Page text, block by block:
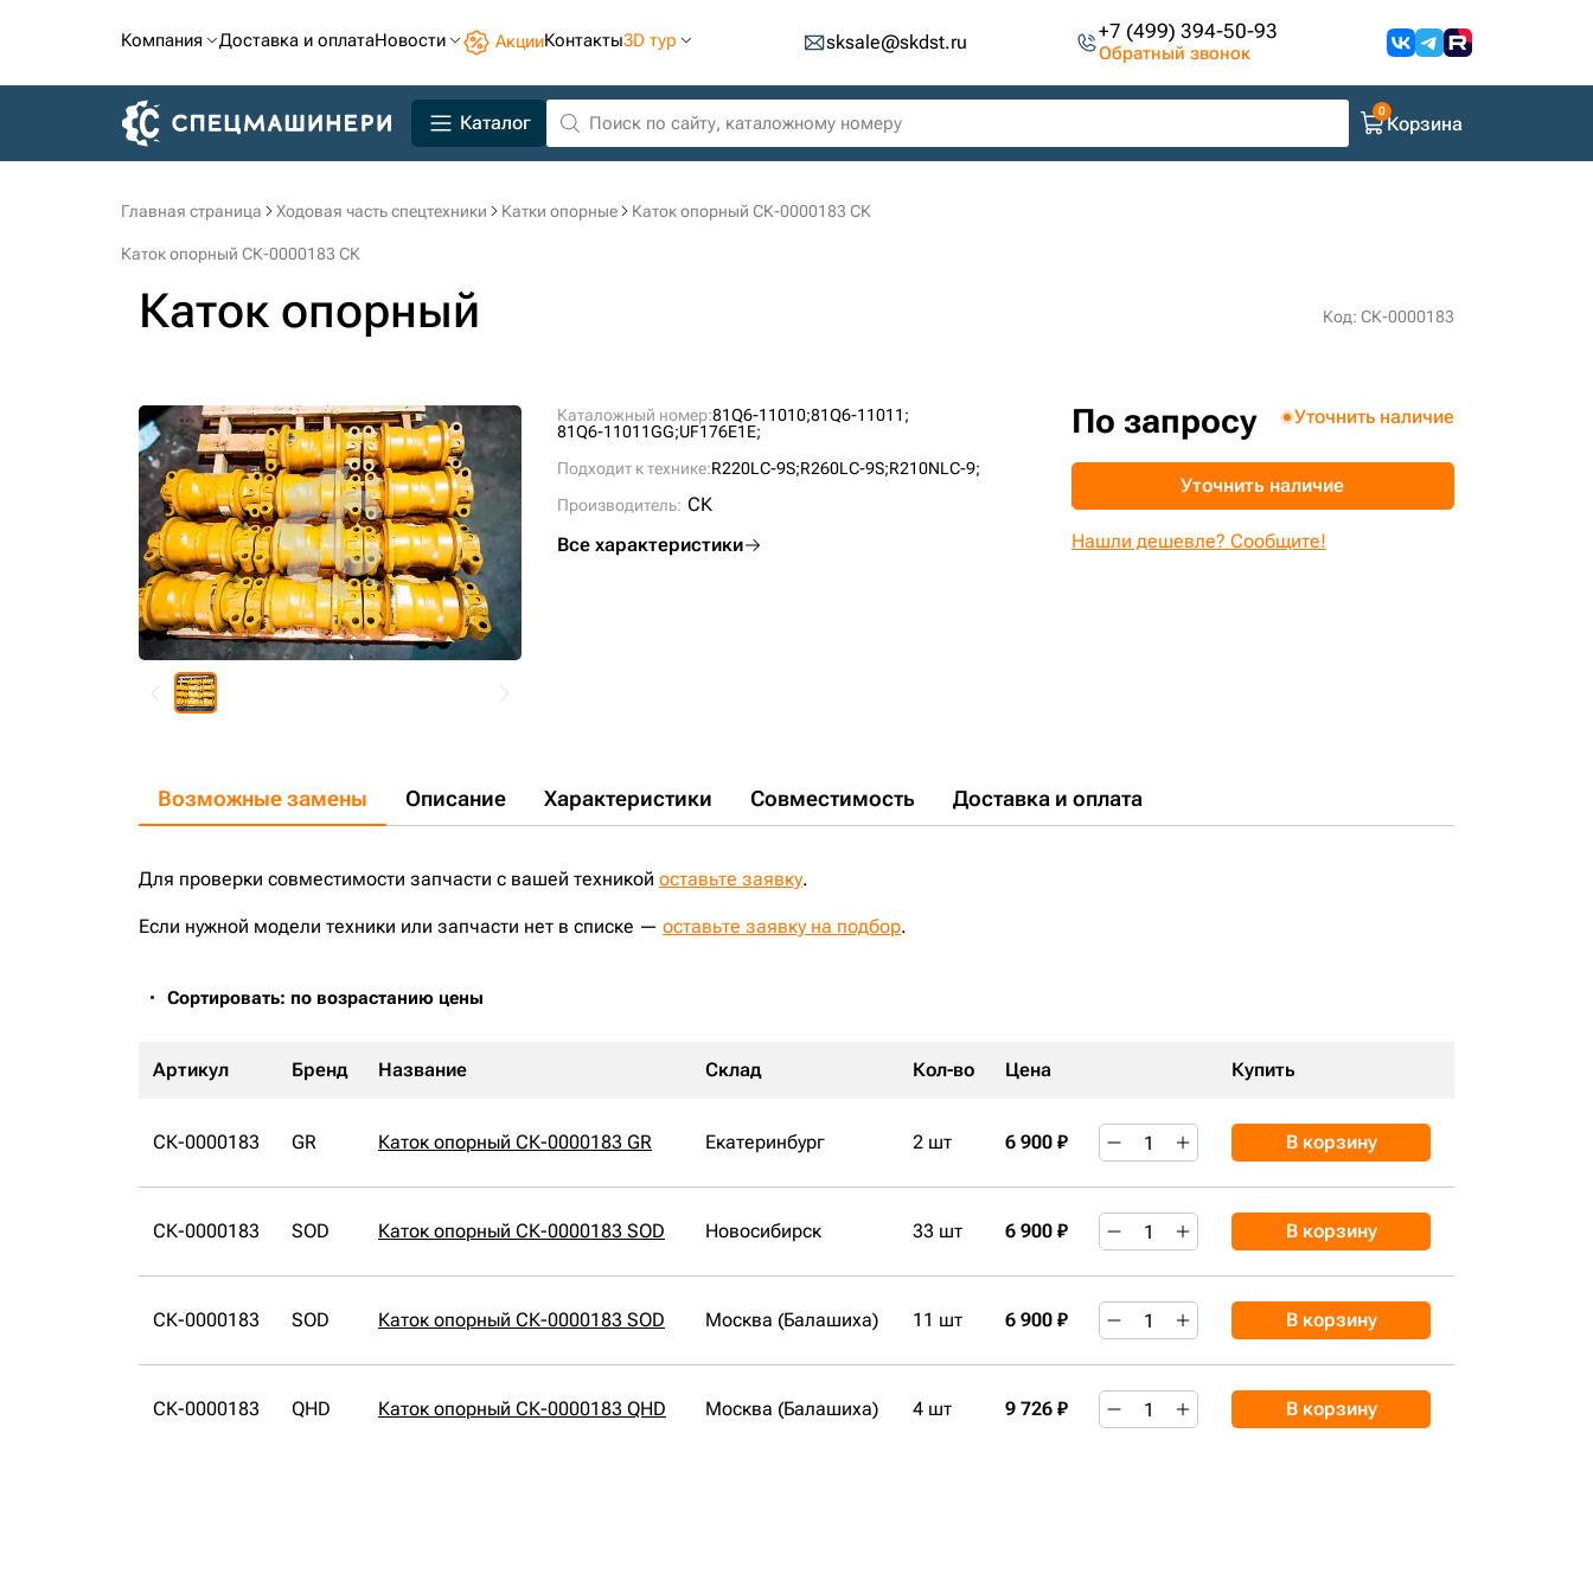
Компания Доставка и оплатаНовости АкцииКонтакты3D тур sksale@skdst.ru +7 (499) 394-50-93
Обратный звонок
Каталог Корзина
Главная страница Ходовая часть спецтехники Катки опорные Каток опорный СК-0000183 СК
Каток опорный СК-0000183 СК
Каток опорный Код: СК-0000183
Каталожный номер:81Q6-11010;81Q6-11011;
81Q6-11011GG;UF176E1E;
Подходит к технике:R220LC-9S;R260LC-9S;R210NLC-9;
Производитель: СК
Все характеристики
По запросу Уточнить наличие
Уточнить наличие
Нашли дешевле? Сообщите!
Возможные замены Описание Характеристики Совместимость Доставка и оплата
Для проверки совместимости запчасти с вашей техникой оставьте заявку.
Если нужной модели техники или запчасти нет в списке — оставьте заявку на подбор.
Сортировать: по возрастанию цены
Артикул Бренд Название Склад Кол-во Цена Купить
СК-0000183 GR Каток опорный СК-0000183 GR Екатеринбург 2 шт 6 900 ₽ В корзину
СК-0000183 SOD Каток опорный СК-0000183 SOD Новосибирск 33 шт 6 900 ₽ В корзину
СК-0000183 SOD Каток опорный СК-0000183 SOD Москва (Балашиха) 11 шт 6 900 ₽ В корзину
СК-0000183 QHD Каток опорный СК-0000183 QHD Москва (Балашиха) 4 шт 9 726 ₽ В корзину